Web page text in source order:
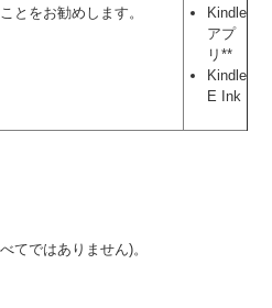
とをお勧めします。
Kindle
アプ
リ**
Kindle
E Ink
てではありません)。